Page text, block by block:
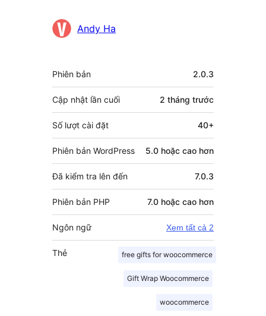
đóng
góp
Andy Ha
Meta
Phiên bản 2.0.3
Cập nhật lần cuối 2 tháng trước
Số lượt cài đặt 40+
Phiên bản WordPress 5.0 hoặc cao hơn
Đã kiểm tra lên đến 7.0.3
Phiên bản PHP 7.0 hoặc cao hơn
Ngôn ngữ Xem tất cả 2
Thẻ free gifts for woocommerce
Gift Wrap Woocommerce
woocommerce